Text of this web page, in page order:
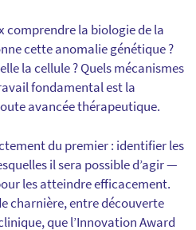
comprendre la biologie de la
cette anomalie génétique ?
la cellule ? Quels mécanismes
fondamental est la
avancée thérapeutique.
du premier : identifier les
il sera possible d’agir —
les atteindre efficacement.
charnière, entre découverte
que l’Innovation Award